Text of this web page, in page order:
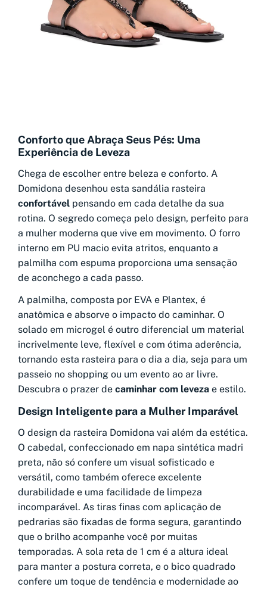
Conforto que Abraça Seus Pés: Uma
Experiência de Leveza
Chega de escolher entre beleza e conforto. A
Domidona desenhou esta sandália rasteira
confortável pensando em cada detalhe da sua
rotina. O segredo começa pelo design, perfeito para
a mulher moderna que vive em movimento. O forro
interno em PU macio evita atritos, enquanto a
palmilha com espuma proporciona uma sensação
de aconchego a cada passo.
A palmilha, composta por EVA e Plantex, é
anatômica e absorve o impacto do caminhar. O
solado em microgel é outro diferencial um material
incrivelmente leve, flexível e com ótima aderência,
tornando esta rasteira para o dia a dia, seja para um
passeio no shopping ou um evento ao ar livre.
Descubra o prazer de caminhar com leveza e estilo.
Design Inteligente para a Mulher Imparável
O design da rasteira Domidona vai além da estética.
O cabedal, confeccionado em napa sintética madri
preta, não só confere um visual sofisticado e
versátil, como também oferece excelente
durabilidade e uma facilidade de limpeza
incomparável. As tiras finas com aplicação de
pedrarias são fixadas de forma segura, garantindo
que o brilho acompanhe você por muitas
temporadas. A sola reta de 1 cm é a altura ideal
para manter a postura correta, e o bico quadrado
confere um toque de tendência e modernidade ao